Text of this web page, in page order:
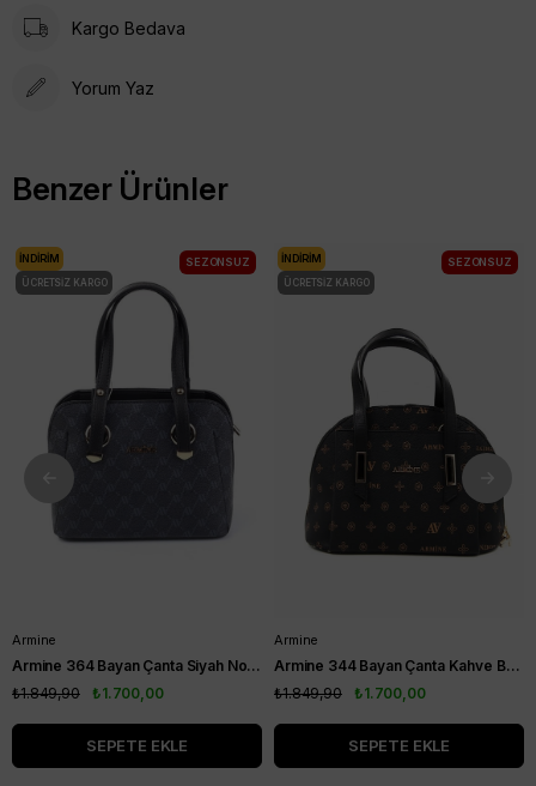
Kargo Bedava
Yorum Yaz
Benzer Ürünler
Armine
Armine 364 Bayan Çanta Siyah Noktalı
₺1.700,00
₺1.849,90
SEPETE EKLE
İNDIRIM
ÜCRETSIZ KARGO
SEZONSUZ
Armine
Armine 344 Bayan Çanta Kahve Baskılı
₺1.700,00
₺1.849,90
SEPETE EKLE
İNDIRIM
ÜCRETSIZ KARGO
SEZONSUZ